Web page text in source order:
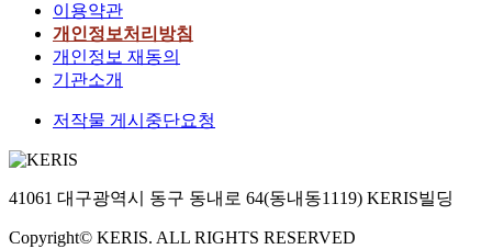
이용약관
개인정보처리방침
개인정보 재동의
기관소개
저작물 게시중단요청
41061 대구광역시 동구 동내로 64(동내동1119) KERIS빌딩
Copyright© KERIS. ALL RIGHTS RESERVED